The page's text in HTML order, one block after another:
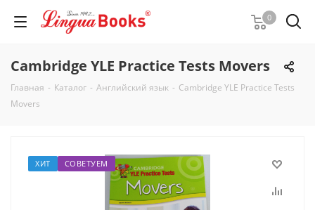
0
Cambridge YLE Practice Tests Movers
Главная - Каталог - Английский язык - Cambridge YLE Practice Tests
Movers
ХИТ СОВЕТУЕМ